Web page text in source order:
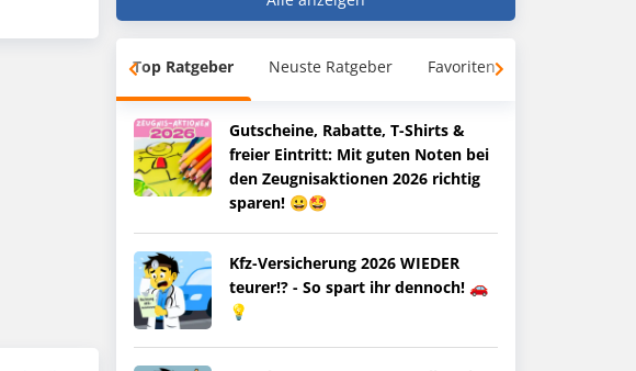
Top Ratgeber Neuste Ratgeber Favoriten
Gutscheine, Rabatte, T-Shirts &
freier Eintritt: Mit guten Noten bei
den Zeugnisaktionen 2026 richtig
sparen! 😀🤩
Kfz-Versicherung 2026 WIEDER
teurer!? - So spart ihr dennoch! 🚗
💡